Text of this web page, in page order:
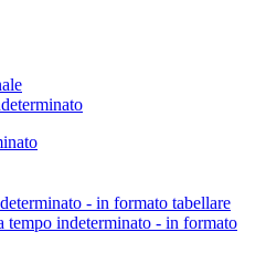
- in formato tabellare
tempo indeterminato - in formato